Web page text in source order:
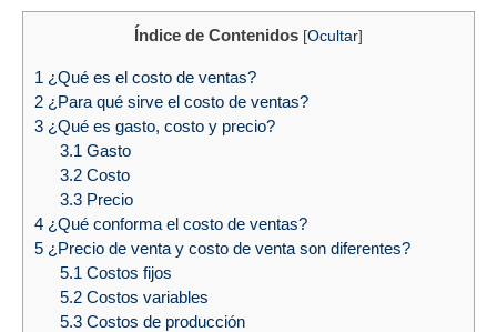
Índice de Contenidos [Ocultar]
1 ¿Qué es el costo de ventas?
2 ¿Para qué sirve el costo de ventas?
3 ¿Qué es gasto, costo y precio?
3.1 Gasto
3.2Costo
3.3Precio
4 ¿Qué conforma el costo de ventas?
5 ¿Precio de venta y costo de venta son diferentes?
5.1 Costos fijos
5.2Costos variables
5.3Costos de producción